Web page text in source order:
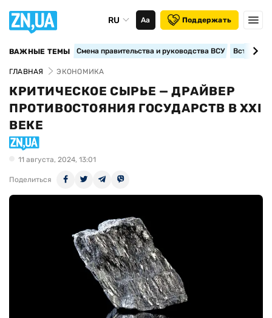
RU Аа Поддержать
ВАЖНЫЕ ТЕМЫ Смена правительства и руководства ВСУ
ГЛАВНАЯ ЭКОНОМИКА
КРИТИЧЕСКОЕ СЫРЬЕ — ДРАЙВЕР
ПРОТИВОСТОЯНИЯ ГОСУДАРСТВ В ХХІ
ВЕКЕ
11 августа, 2024, 13:01
Поделиться